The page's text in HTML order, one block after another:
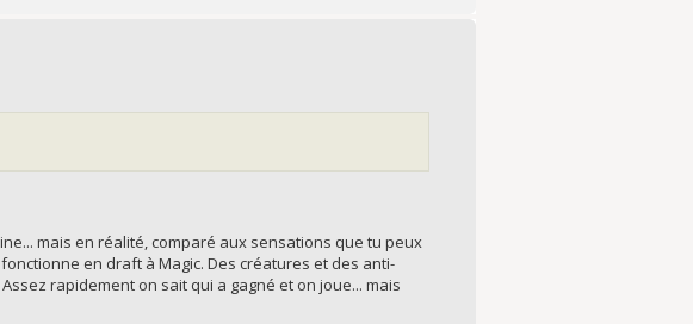
mais en réalité, comparé aux sensations que tu peux
en draft à Magic. Des créatures et des anti-
rapidement on sait qui a gagné et on joue... mais